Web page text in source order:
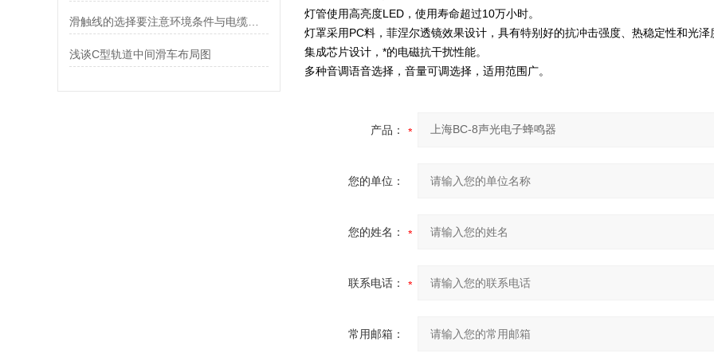
滑触线的选择要注意环境条件与电缆滑触线的性能
浅谈C型轨道中间滑车布局图
灯管使用高亮度LED，使用寿命超过10万小时。
灯罩采用PC料，菲涅尔透镜效果设计，具有特别好的抗冲击强度、热稳定性和光泽
集成芯片设计，*的电磁抗干扰性能。
多种音调语音选择，音量可调选择，适用范围广。
产品：
您的单位：
您的姓名：
联系电话：
常用邮箱：